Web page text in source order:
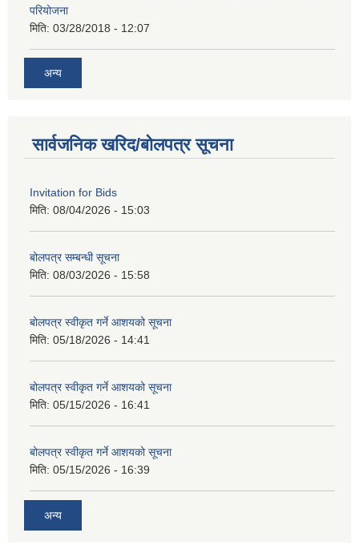
परियोजना
मिति: 03/28/2018 - 12:07
अन्य
सार्वजनिक खरिद/बोलपत्र सूचना
Invitation for Bids
मिति: 08/04/2026 - 15:03
बोलपत्र सम्बन्धी सूचना
मिति: 08/03/2026 - 15:58
बोलपत्र स्वीकृत गर्ने आशयको सूचना
मिति: 05/18/2026 - 14:41
बोलपत्र स्वीकृत गर्ने आशयको सूचना
मिति: 05/15/2026 - 16:41
बोलपत्र स्वीकृत गर्ने आशयको सूचना
मिति: 05/15/2026 - 16:39
अन्य